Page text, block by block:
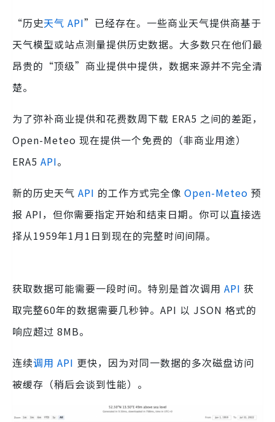
“历史天气 API”已经存在。一些商业天气提供商基于
天气模型或站点测量提供历史数据。大多数只在他们最
昂贵的“顶级”商业提供中提供，数据来源并不完全清
楚。
为了弥补商业提供和花费数周下载 ERA5 之间的差距，
Open-Meteo 现在提供一个免费的（非商业用途）
ERA5 API。
新的历史天气 API 的工作方式完全像 Open-Meteo 预
报 API，但你需要指定开始和结束日期。你可以直接选
择从1959年1月1日到现在的完整时间间隔。
获取数据可能需要一段时间。特别是首次调用 API 获
取完整60年的数据需要几秒钟。API 以 JSON 格式的
响应超过 8MB。
连续调用 API 更快，因为对同一数据的多次磁盘访问
被缓存（稍后会谈到性能）。